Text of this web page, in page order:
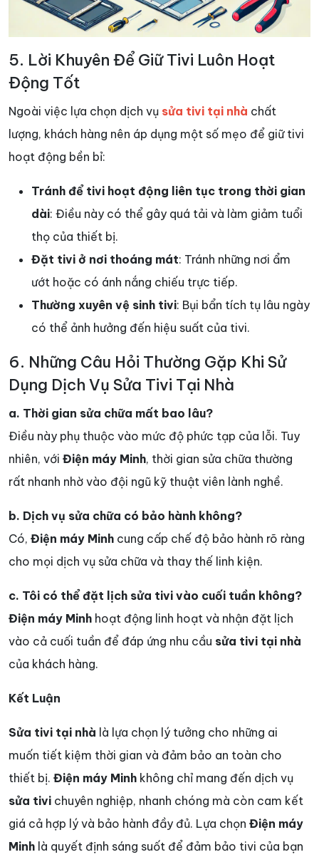
5. Lời Khuyên Để Giữ Tivi Luôn Hoạt
Động Tốt
Ngoài việc lựa chọn dịch vụ sửa tivi tại nhà chất
lượng, khách hàng nên áp dụng một số mẹo để giữ tivi
hoạt động bền bỉ:
Tránh để tivi hoạt động liên tục trong thời gian
dài: Điều này có thể gây quá tải và làm giảm tuổi
thọ của thiết bị.
Đặt tivi ở nơi thoáng mát: Tránh những nơi ẩm
ướt hoặc có ánh nắng chiếu trực tiếp.
Thường xuyên vệ sinh tivi: Bụi bẩn tích tụ lâu ngày
có thể ảnh hưởng đến hiệu suất của tivi.
6. Những Câu Hỏi Thường Gặp Khi Sử
Dụng Dịch Vụ Sửa Tivi Tại Nhà
a. Thời gian sửa chữa mất bao lâu?
Điều này phụ thuộc vào mức độ phức tạp của lỗi. Tuy
nhiên, với Điện máy Minh, thời gian sửa chữa thường
rất nhanh nhờ vào đội ngũ kỹ thuật viên lành nghề.
b. Dịch vụ sửa chữa có bảo hành không?
Có, Điện máy Minh cung cấp chế độ bảo hành rõ ràng
cho mọi dịch vụ sửa chữa và thay thế linh kiện.
c. Tôi có thể đặt lịch sửa tivi vào cuối tuần không?
Điện máy Minh hoạt động linh hoạt và nhận đặt lịch
vào cả cuối tuần để đáp ứng nhu cầu sửa tivi tại nhà
của khách hàng.
Kết Luận
Sửa tivi tại nhà là lựa chọn lý tưởng cho những ai
muốn tiết kiệm thời gian và đảm bảo an toàn cho
thiết bị. Điện máy Minh không chỉ mang đến dịch vụ
sửa tivi chuyên nghiệp, nhanh chóng mà còn cam kết
giá cả hợp lý và bảo hành đầy đủ. Lựa chọn Điện máy
Minh là quyết định sáng suốt để đảm bảo tivi của bạn